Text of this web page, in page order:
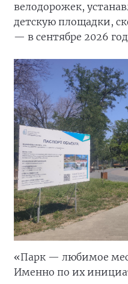
велодорожек,
детскую площадки,
— в сентябре 2026
«Парк — любимое
Именно по их